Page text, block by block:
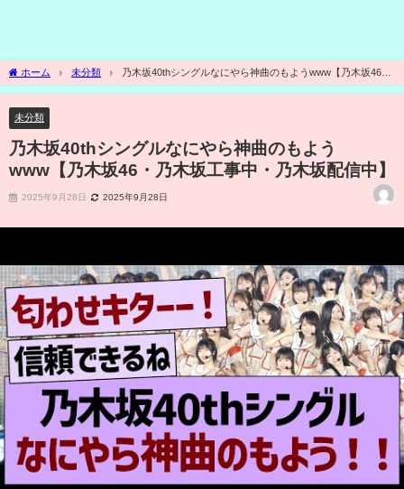
ホーム 未分類
乃木坂40thシングルなにやら神曲のもようwww【乃木坂46・
乃木坂工事中・乃木坂配信中】
未分類
乃木坂40thシングルなにやら神曲のもよう
www【乃木坂46・乃木坂工事中・乃木坂配信中】
2025年9月28日 2025年9月28日